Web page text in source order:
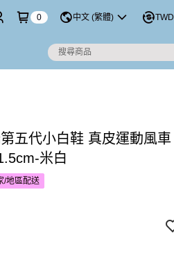
0 中文 (繁體) TWD
五代小白鞋 真皮運動風車
米白
/地區配送